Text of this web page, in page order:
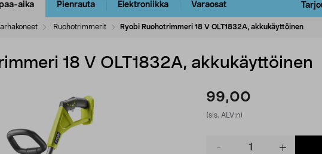
aika Pienrauta Elektroniikka Varaosat
Ruohotrimmerit Ryobi Ruohotrimmeri 18 V OLT1832A, akkukäyttöinen
18 V OLT1832A, akkukäyttöinen
99,00
(sis. ALV:n)